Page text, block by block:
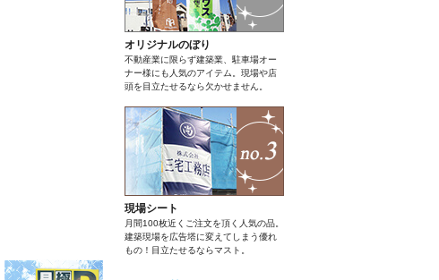
オリジナルのぼり
不動産業に限らず建築業、駐車場オー
ナー様にも人気のアイテム。現場や店
頭を目立たせるなら欠かせません。
現場シート
月間100枚近くご注文を頂く人気の品。
建築現場を広告塔に変えてしまう優れ
もの！目立たせるならマスト。